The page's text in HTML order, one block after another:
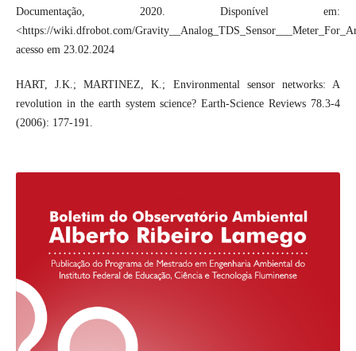
Documentação, 2020. Disponível em:
<https://wiki.dfrobot.com/
acesso em 23.02.2024
HART, J.K.; MARTINEZ, K.; Environmental sensor networks: A
revolution in the earth system science? Earth-Science Reviews 78.3-4
(2006): 177-191.